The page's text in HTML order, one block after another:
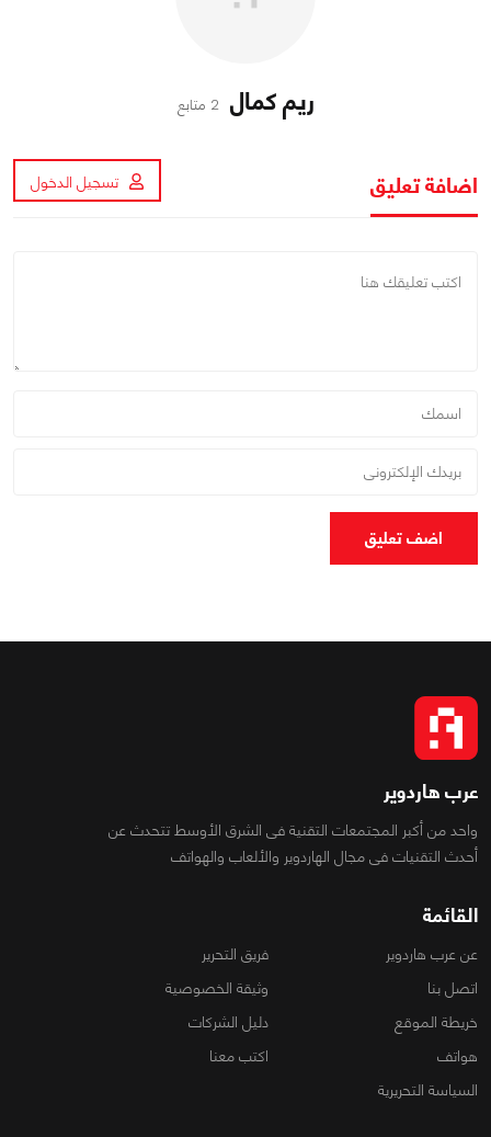
ريم كمال 2 متابع
اضافة تعليق تسجيل الدخول
اضف تعليق
عرب هاردوير
واحد من أكبر المجتمعات التقنية فى الشرق الأوسط تتحدث عن
أحدث التقنيات فى مجال الهاردوير والألعاب والهواتف
القائمة
عن عرب هاردوير
فريق التحرير
اتصل بنا
وثيقة الخصوصية
خريطة الموقع
دليل الشركات
هواتف
اكتب معنا
السياسة التحريرية